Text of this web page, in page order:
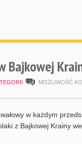
Bajkowej
MOŻLIWOŚĆ
w każdym
z Bajkowej Krainy